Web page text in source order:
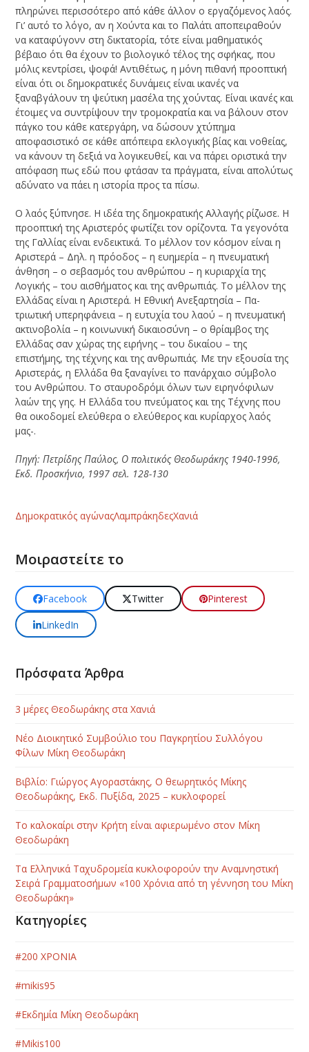
πληρώνει πε­ρισσότερο από κάθε άλλον ο εργαζόμενος λαός.
Γι’ αυτό το λόγο, αν η Χούντα και το Παλάτι αποπειραθούν
να καταφύγονν στη δικτατορία, τότε είναι μαθηματικός
βέβαιο ότι θα έχουν το βιολογικό τέλος της σφήκας, που
μόλις κεντρίσει, ψοφά! Αντιθέτως, η μόνη πιθανή προοπτική
είναι ότι οι δημοκρατικές δυνάμεις είναι ικα­νές να
ξαναβγάλουν τη ψεύτικη μασέλα της χούντας. Είναι ικανές και
έτοιμες να συ­ντρίψουν την τρομοκρατία και να βάλουν στον
πάγκο του κάθε κατεργάρη, να δώ­σουν χτύπημα
αποφασιστικό σε κάθε απόπειρα εκλογικής βίας και νοθείας,
να κά­νουν τη δεξιά να λογικευθεί, και να πάρει οριστικά την
απόφαση πως εδώ που φτάσαν τα πράγματα, είναι απολύτως
αδύνατο να πάει η ιστορία προς τα πίσω.
Ο λαός ξύπνησε. Η ιδέα της δημοκρατικής Αλλαγής ρίζωσε. Η
προοπτική της Αριστερός φωτίζει τον ορίζοντα. Τα γεγονότα
της Γαλλίας είναι ενδεικτικά. Το μέλ­λον τον κόσμον είναι η
Αριστερά – Δηλ. η πρόοδος – η ευημερία – η πνευματική
άνθη­ση – ο σεβασμός του ανθρώπου – η κυριαρχία της
Λογικής – του αισθήματος και της ανθρωπιάς. Το μέλλον της
Ελλάδας είναι η Αριστερά. Η Εθνική Ανεξαρτησία – Πα­
τριωτική υπερηφάνεια – η ευτυχία του λαού – η πνευματική
ακτινοβολία – η κοινωνι­κή δικαιοσύνη – ο θρίαμβος της
Ελλάδας σαν χώρας της ειρήνης – του δικαίου – της
επιστήμης, της τέχνης και της ανθρωπιάς. Με την εξουσία της
Αριστεράς, η Ελλάδα θα ξαναγίνει το πανάρχαιο σύμβολο
του Ανθρώπου. Το σταυροδρόμι όλων των ειρη­νόφιλων
λαών της γης. Η Ελλάδα του πνεύματος και της Τέχνης που
θα οικοδομεί ε­λεύθερα ο ελεύθερος και κυρίαρχος λαός
μας-.
Πηγή: Πετρίδης Παύλος, Ο πολιτικός Θεοδωράκης 1940-1996,
Εκδ. Προσκήνιο, 1997 σελ. 128-130
Δημοκρατικός αγώναςΛαμπράκηδεςΧανιά
Μοιραστείτε το
Facebook Twitter
Pinterest
LinkedIn
Πρόσφατα Άρθρα
3 μέρες Θεοδωράκης στα Χανιά
Νέο Διοικητικό Συμβούλιο του Παγκρητίου Συλλόγου
Φίλων Μίκη Θεοδωράκη
Βιβλίο: Γιώργος Αγοραστάκης, Ο θεωρητικός Μίκης
Θεοδωράκης, Εκδ. Πυξίδα, 2025 – κυκλοφορεί
Το καλοκαίρι στην Κρήτη είναι αφιερωμένο στον Μίκη
Θεοδωράκη
Τα Ελληνικά Ταχυδρομεία κυκλοφορούν την Αναμνηστική
Σειρά Γραμματοσήμων «100 Χρόνια από τη γέννηση του Μίκη
Θεοδωράκη»
Κατηγορίες
#200 ΧΡΟΝΙΑ
#mikis95
#Εκδημία Μίκη Θεοδωράκη
#Μikis100